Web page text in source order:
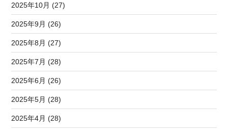
2025年10月 (27)
2025年9月 (26)
2025年8月 (27)
2025年7月 (28)
2025年6月 (26)
2025年5月 (28)
2025年4月 (28)